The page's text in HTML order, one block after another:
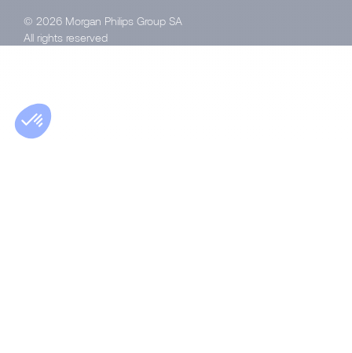
© 2026 Morgan Philips Group SA
All rights reserved